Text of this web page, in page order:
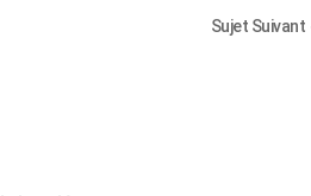
Sujet Suivant